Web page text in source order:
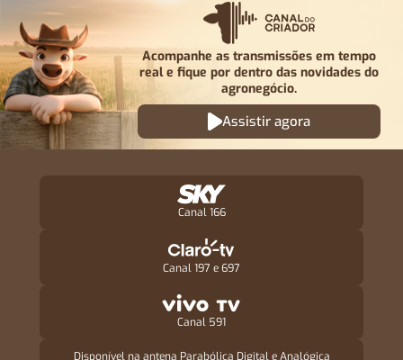
Acompanhe as transmissões em tempo
real e fique pordentro das novidades do
agronegócio.
Assistir agora
Canal 166
Canal 197 e 697
Canal 591
Disponível na antena Parabólica Digital e Analógica